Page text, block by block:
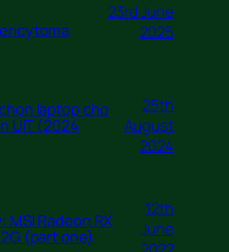
23rd June
2025
laptop cho
UIT (2024
25th
August
2024
MSI Radeon RX
(part one)
12th
June